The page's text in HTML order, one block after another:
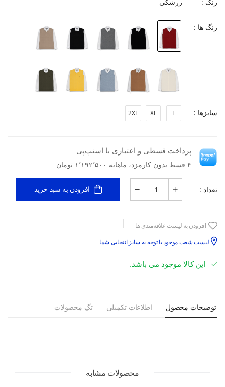
رنگ ها :
سایزها : L
XL
2XL
پرداخت قسطی و اعتباری با اسنپ‌پی
۴ قسط بدون کارمزد، ماهانه ۱٬۱۹۲٬۵۰۰ تومان
تعداد : افزودن به سبد خرید
افزودن به لیست علاقه‌مندی ها
لیست شعب موجود با توجه به سایز انتخابی شما
این کالا موجود می باشد.
توضیحات محصول اطلاعات تکمیلی تگ محصولات
محصولات مشابه